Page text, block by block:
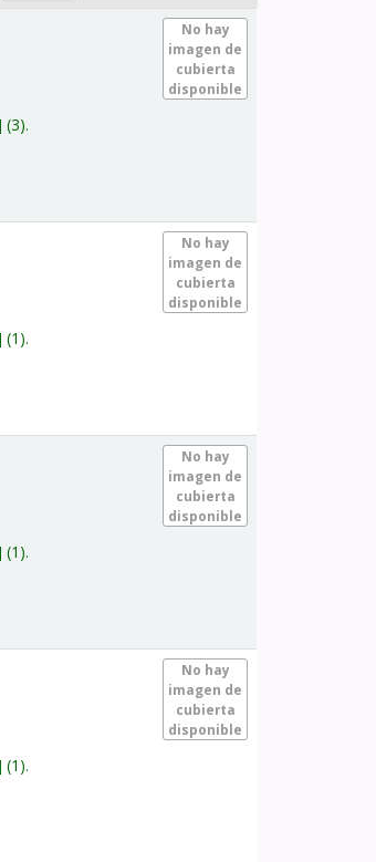
No hay
imagen de
cubierta
disponible
(3).
No hay
imagen de
cubierta
disponible
(1).
No hay
imagen de
cubierta
disponible
(1).
No hay
imagen de
cubierta
disponible
(1).